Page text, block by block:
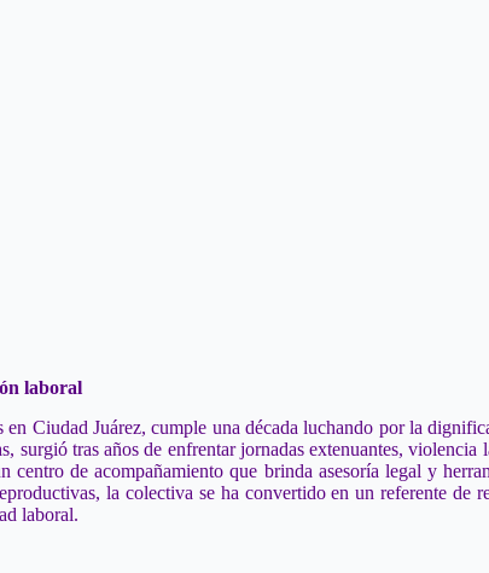
laboral
Ciudad Juárez, cumple una década luchando por la
tras años de enfrentar jornadas extenuantes,
de acompañamiento que brinda asesoría legal y
la colectiva se ha convertido en un referente de
laboral.